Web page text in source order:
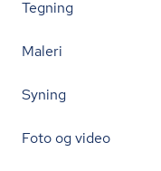
Tegning
Maleri
Syning
Foto og video